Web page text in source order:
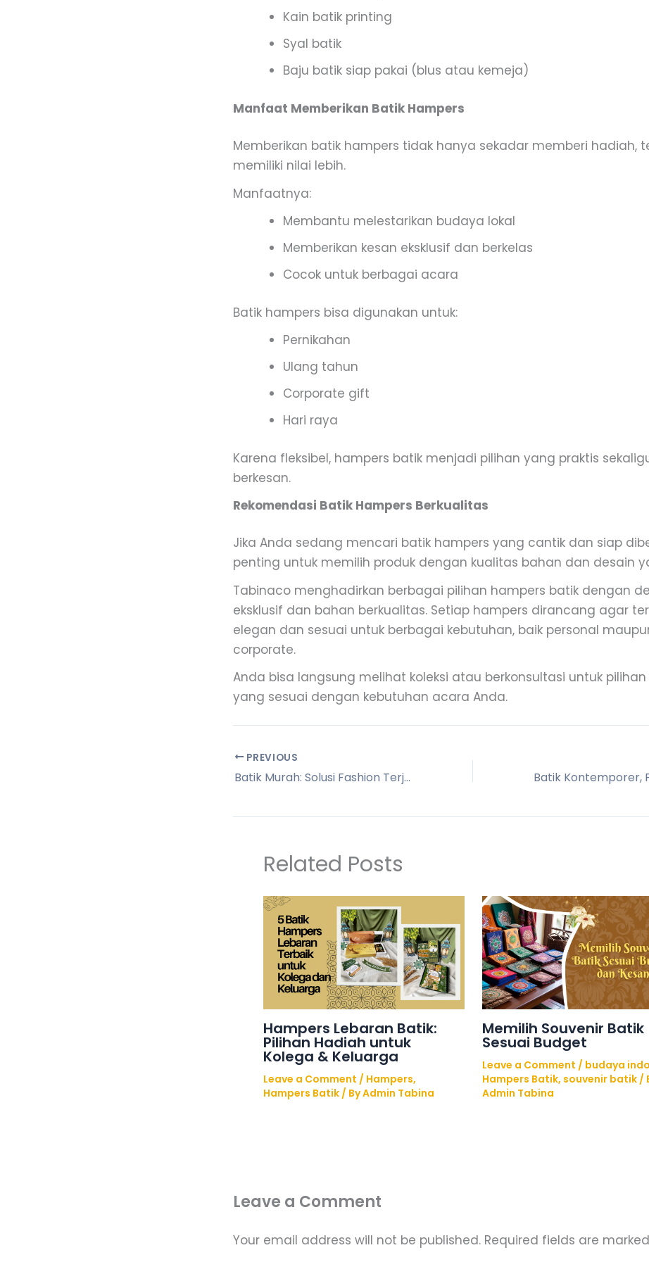
Kain batik printing
Syal batik
Baju batik siap pakai (blus atau kemeja)
Manfaat Memberikan Batik Hampers
Memberikan batik hampers tidak hanya sekadar memberi hadiah,
memiliki nilai lebih.
Manfaatnya:
Membantu melestarikan budaya lokal
Memberikan kesan eksklusif dan berkelas
Cocok untuk berbagai acara
Batik hampers bisa digunakan untuk:
Pernikahan
Ulang tahun
Corporate gift
Hari raya
Karena fleksibel, hampers batik menjadi pilihan yang praktis
berkesan.
Rekomendasi Batik Hampers Berkualitas
Jika Anda sedang mencari batik hampers yang cantik dan siap
penting untuk memilih produk dengan kualitas bahan dan desain
Tabinaco menghadirkan berbagai pilihan hampers batik dengan
eksklusif dan bahan berkualitas. Setiap hampers dirancang agar
elegan dan sesuai untuk berbagai kebutuhan, baik personal
corporate.
Anda bisa langsung melihat koleksi atau berkonsultasi untuk
yang sesuai dengan kebutuhan acara Anda.
PREVIOUS
Batik Murah: Solusi Fashion Terjangkau yang Tetap Stylish
Related Posts
Hampers Lebaran Batik:
Pilihan Hadiah untuk
Kolega & Keluarga
Leave a Comment / Hampers,
Hampers Batik/ ByAdmin Tabina
Memilih Souvenir Batik
Sesuai Budget
Leave a Comment / budaya
Hampers Batik, souvenir batik/
Admin Tabina
Leave a Comment
Your email address will not be published. Required fields are marked